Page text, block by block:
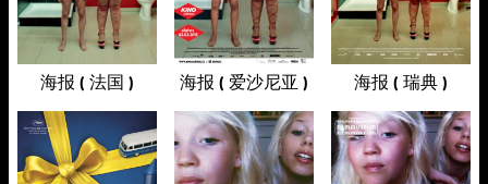
海报 ( 法国 ) 海报 ( 爱沙尼亚 ) 海报 ( 瑞典 )